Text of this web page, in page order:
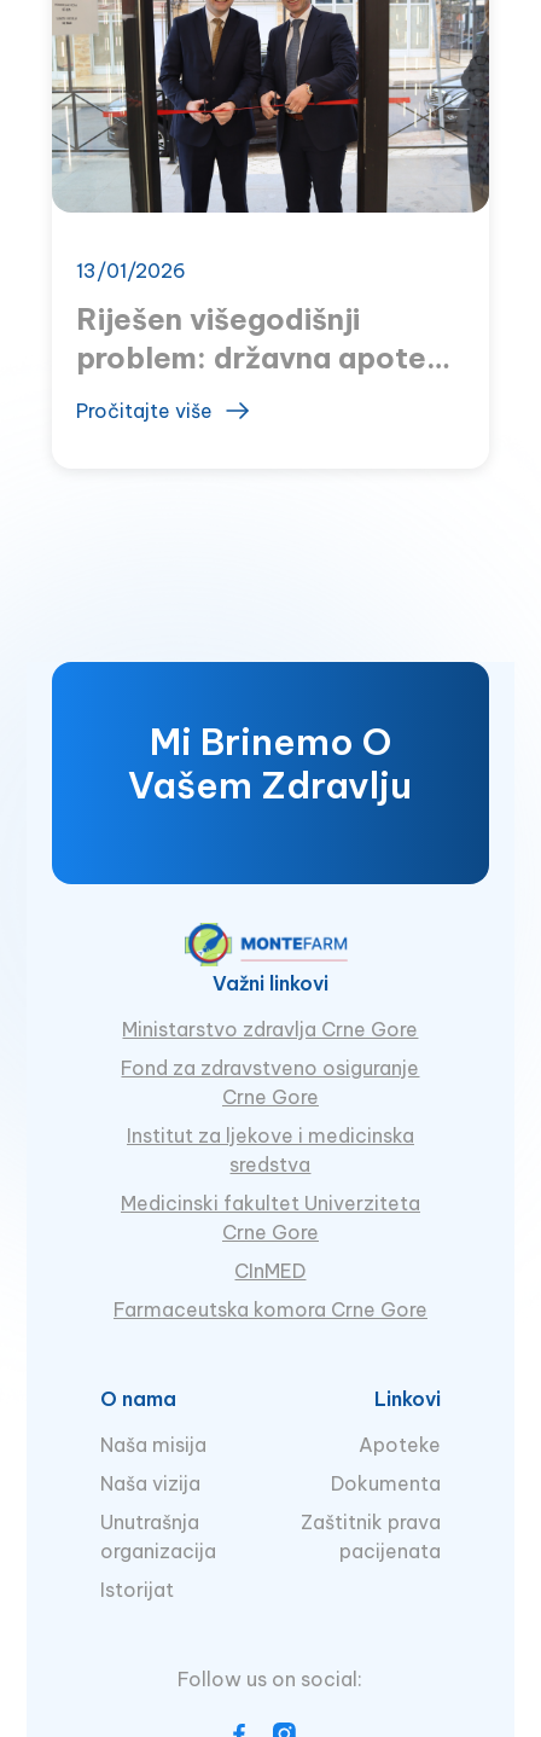
13/01/2026
Riješen višegodišnji
problem: državna apoteka
u Sutomoru otvorena
Pročitajte više
Mi Brinemo O
Vašem Zdravlju
Važni linkovi
Ministarstvo zdravlja Crne Gore
Fond za zdravstveno osiguranje
Crne Gore
Institut za ljekove i medicinska
sredstva
Medicinski fakultet Univerziteta
Crne Gore
CInMED
Farmaceutska komora Crne Gore
O nama
Naša misija
Naša vizija
Unutrašnja
organizacija
Istorijat
Linkovi
Apoteke
Dokumenta
Zaštitnik prava
pacijenata
Follow us on social: